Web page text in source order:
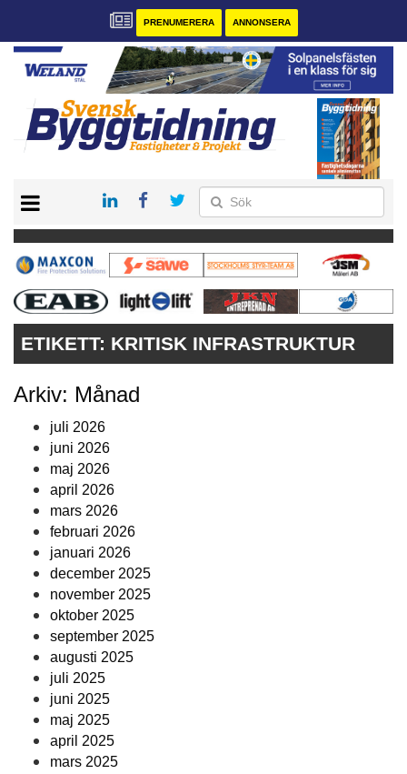
PRENUMERERA ANNONSERA
PRENUMERERA
VÅRA ANDRA MAGASIN
ANNONSERA
KONTAKT
ETIKETT: KRITISK INFRASTRUKTUR
Arkiv: Månad
juli 2026
juni 2026
maj 2026
april 2026
mars 2026
februari 2026
januari 2026
december 2025
november 2025
oktober 2025
september 2025
augusti 2025
juli 2025
juni 2025
maj 2025
april 2025
mars 2025